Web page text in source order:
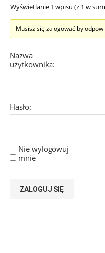
Wyświetlanie 1 wpisu (z 1 w
Musisz się zalogować by
Nazwa
użytkownika:
Hasło:
Nie wylogowuj
mnie
ZALOGUJ SIĘ